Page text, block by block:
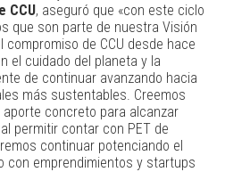
CCU, aseguró que «con este ciclo
que son parte de nuestra Visión
compromiso de CCU desde hace
el cuidado del planeta y la
de continuar avanzando hacia
más sustentables. Creemos
aporte concreto para alcanzar
permitir contar con PET de
continuar potenciando el
con emprendimientos y startups